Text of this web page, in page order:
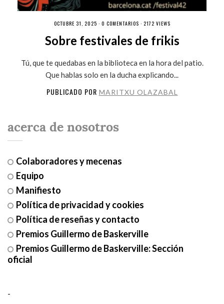
OCTUBRE 31, 2025 · 0 COMENTARIOS · 2172 VIEWS
Sobre festivales de frikis
Tú, que te quedabas en la biblioteca en la hora del patio.
Que hablas solo en la ducha explicando...
PUBLICADO POR MARITXU OLAZABAL
acerca de nosotros
Colaboradores y mecenas
Equipo
Manifiesto
Política de privacidad y cookies
Política de reseñas y contacto
Premios Guillermo de Baskerville
Premios Guillermo de Baskerville: Sección
oficial
-